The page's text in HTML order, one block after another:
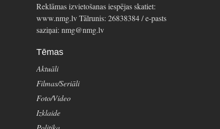
Reklāmas izvietošanas iespējas skatiet:
www.nmg.lv Tālrunis: 26838384 / e-pasts
saziņai: nmg@nmg.lv
Tēmas
Aktuāli
Filmas/Seriāli
Foto/Video
Izklaide